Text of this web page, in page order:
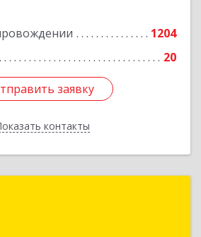
1204
20
заявку
контакты
заявку
Назад
край, Ставрополь г,